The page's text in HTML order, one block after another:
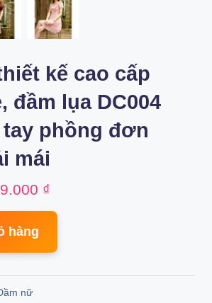
kế cao cấp
đầm lụa DC004
phồng đơn
mái
₫
price
hàng
nữ